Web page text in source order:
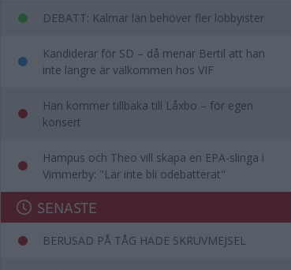
DEBATT: Kalmar län behöver fler lobbyister
Kandiderar för SD – då menar Bertil att han
inte längre är välkommen hos VIF
Han kommer tillbaka till Låxbo – för egen
konsert
Hampus och Theo vill skapa en EPA-slinga i
Vimmerby: "Lär inte bli odebatterat"
SENASTE
BERUSAD PÅ TÅG HADE SKRUVMEJSEL